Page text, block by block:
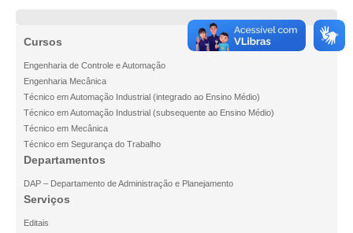
Cursos
Engenharia de Controle e Automação
Engenharia Mecânica
Técnico em Automação Industrial (integrado ao Ensino Médio)
Técnico em Automação Industrial (subsequente ao Ensino Médio)
Técnico em Mecânica
Técnico em Segurança do Trabalho
Departamentos
DAP – Departamento de Administração e Planejamento
Serviços
Editais